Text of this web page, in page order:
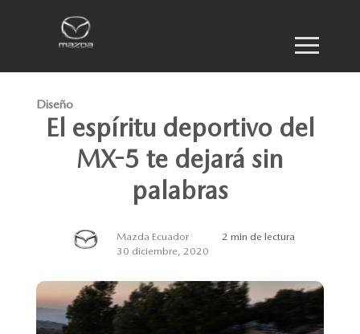
Diseño
El espíritu deportivo del
MX-5 te dejará sin
palabras
Mazda Ecuador
30 diciembre, 2020
2 min de lectura